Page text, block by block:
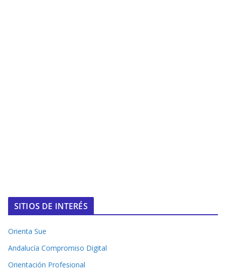
SITIOS DE INTERÉS
Orienta Sue
Andalucía Compromiso Digital
Orientación Profesional